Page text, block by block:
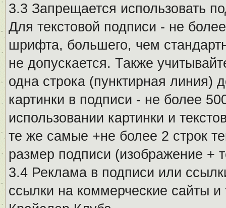
3.3 Запрещается использовать
Для текстовой подписи - не
шрифта, большего, чем
не допускается. Также
одна строка (пунктирная линия)
картинки в подписи - не более
использовании картинки и
те же самые +не более 2 строк
размер подписи (изображение +
3.4 Реклама в подписи или
ссылки на коммерческие сайты